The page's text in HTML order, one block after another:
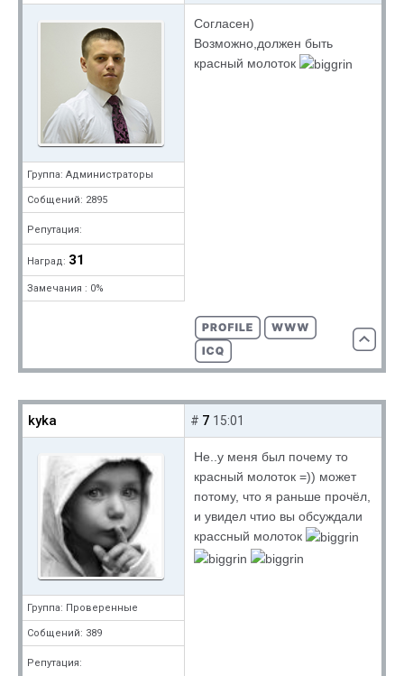
Группа: Администраторы
Собщений: 2895
Репутация:
Наград: 31
Замечания : 0%
Согласен)
Возможно,должен быть
красный молоток
kyka
Группа: Проверенные
Собщений: 389
Репутация:
# 7 15:01
Не..у меня был почему то
красный молоток =)) может
потому, что я раньше прочёл,
и увидел чтио вы обсуждали
крассный молоток